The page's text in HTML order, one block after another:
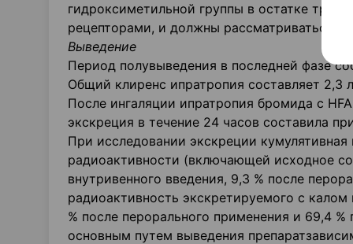
гидроксиметильной группы в остатке
рецепторами, и должны рассматриваться
Выведение
Период полувыведения в последней фазе
Общий клиренс ипратропия составляет
После ингаляции ипратропия бромида с
экскреция в течение 24 часов составила
При исследовании экскреции
радиоактивности (включающей исходное
внутривенного введения, 9,3 % после
радиоактивность экскретируемого с
% после перорального применения и 69,4
основным путем выведения